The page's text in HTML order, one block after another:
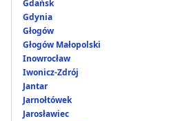
Gdańsk
Gdynia
Głogów
Głogów Małopolski
Inowrocław
Iwonicz-Zdrój
Jantar
Jarnołtówek
Jarosławiec